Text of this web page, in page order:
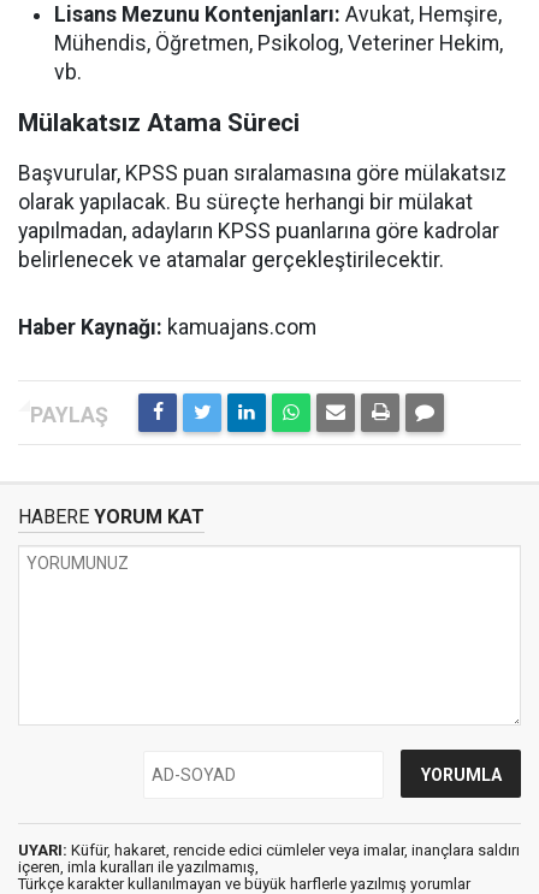
Lisans Mezunu Kontenjanları: Avukat, Hemşire,
Mühendis, Öğretmen, Psikolog, Veteriner Hekim,
vb.
Mülakatsız Atama Süreci
Başvurular, KPSS puan sıralamasına göre mülakatsız
olarak yapılacak. Bu süreçte herhangi bir mülakat
yapılmadan, adayların KPSS puanlarına göre kadrolar
belirlenecek ve atamalar gerçekleştirilecektir.
Haber Kaynağı: kamuajans.com
HABERE YORUM KAT
UYARI: Küfür, hakaret, rencide edici cümleler veya imalar, inançlara saldırı
içeren, imla kuralları ile yazılmamış,
Türkçe karakter kullanılmayan ve büyük harflerle yazılmış yorumlar